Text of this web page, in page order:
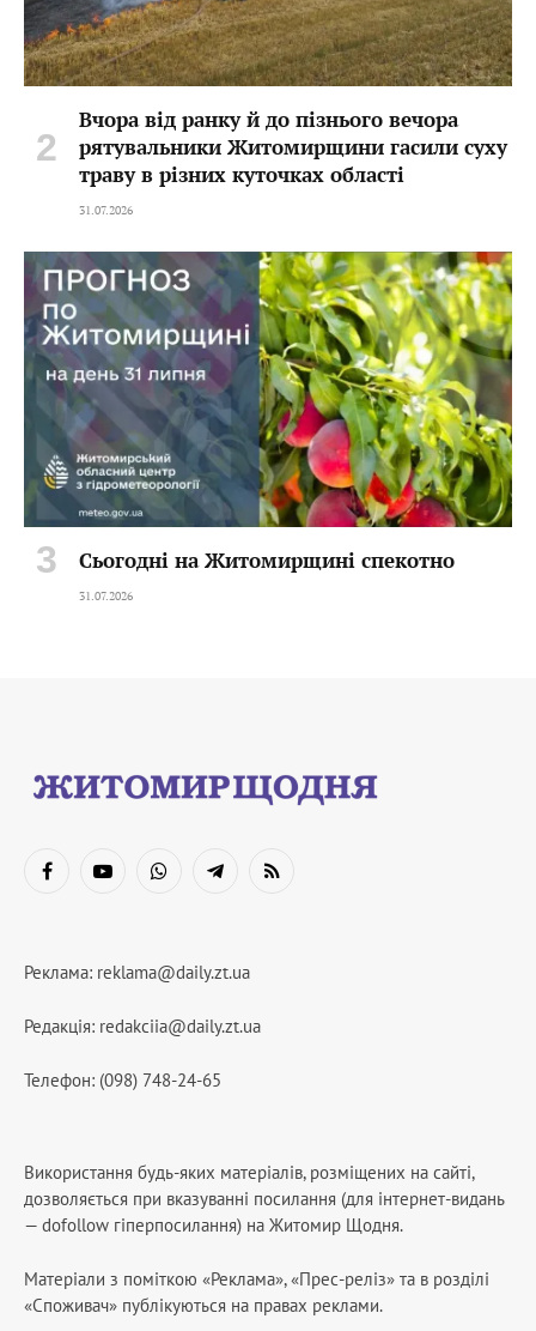
Вчора від ранку й до пізнього вечора
рятувальники Житомирщини гасили суху
траву в різних куточках області
31.07.2026
Сьогодні на Житомирщині спекотно
31.07.2026
FacebookYouTubeWhatsAppTelegramRSS
Реклама: reklama@daily.zt.ua
Редакція: redakciia@daily.zt.ua
Телефон: (098) 748-24-65
Використання будь-яких матеріалів, розміщених на сайті,
дозволяється при вказуванні посилання (для інтернет-видань
— dofollow гіперпосилання) на Житомир Щодня.
Матеріали з поміткою «Реклама», «Прес-реліз» та в розділі
«Споживач» публікуються на правах реклами.